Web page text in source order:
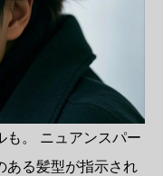
も。 ニュアンスパー
ある髪型が指示され